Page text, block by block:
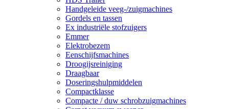
Handgeleide veeg-/zuigmachines
Gordels en tassen
Ex industriële stofzuigers
Emmer
Elektrobezem
Eenschijfsmachines
Droogijsreiniging
Draagbaar
Doseringshulpmiddelen
Compactklasse
Compacte / duw schrobzuigmachines